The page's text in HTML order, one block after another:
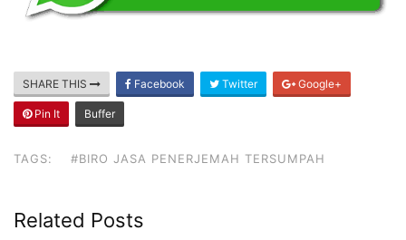
SHARE THIS Facebook Twitter Google+
Pin It Buffer
TAGS: #BIRO JASA PENERJEMAH TERSUMPAH
Related Posts